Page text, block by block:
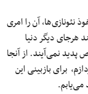
نئونازی‌ها، آن را امری
هرجای دیگر دنیا
نمی‌آیند. از آنجا
برای بازبینی این
می‌یابم.